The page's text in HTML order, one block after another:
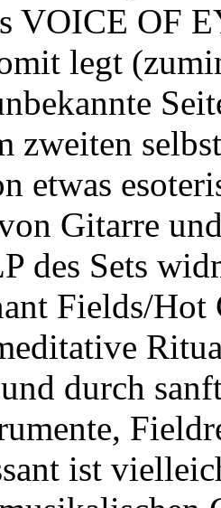
VOICE OF
legt
zweiten
etwas
Gitarre
des Sets
Fields/
durch
ist